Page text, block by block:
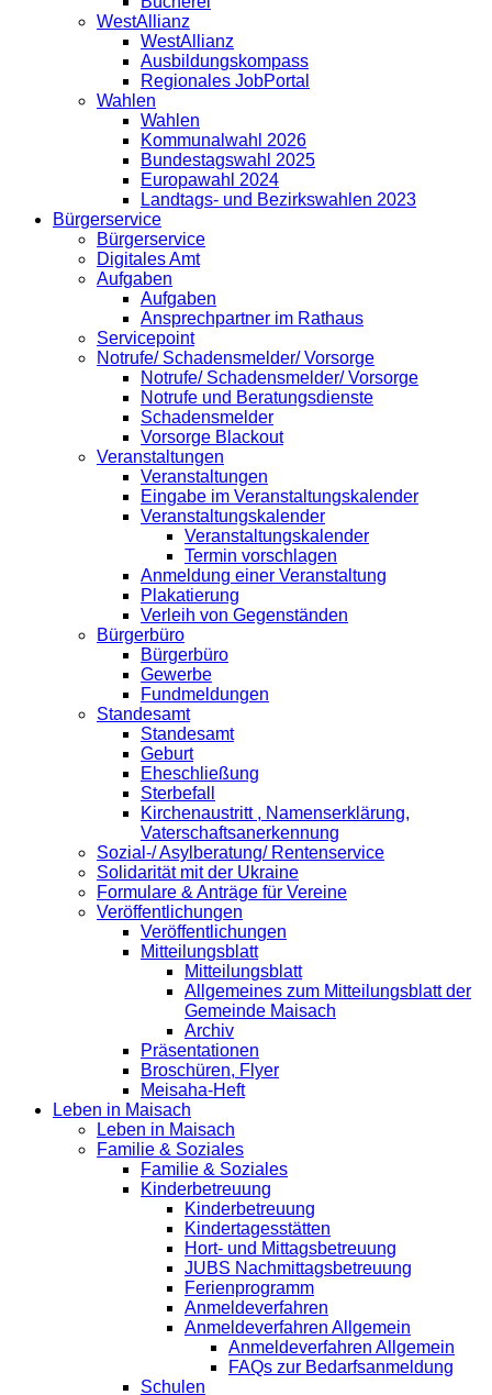
WestAllianz
WestAllianz
Ausbildungskompass
Regionales JobPortal
Wahlen
Wahlen
Kommunalwahl 2026
Bundestagswahl 2025
Europawahl 2024
Landtags- und Bezirkswahlen 2023
Bürgerservice
Bürgerservice
Digitales Amt
Aufgaben
Aufgaben
Ansprechpartner im Rathaus
Servicepoint
Notrufe/ Schadensmelder/ Vorsorge
Notrufe/ Schadensmelder/ Vorsorge
Notrufe und Beratungsdienste
Schadensmelder
Vorsorge Blackout
Veranstaltungen
Veranstaltungen
Eingabe im Veranstaltungskalender
Veranstaltungskalender
Veranstaltungskalender
Termin vorschlagen
Anmeldung einer Veranstaltung
Plakatierung
Verleih von Gegenständen
Bürgerbüro
Bürgerbüro
Gewerbe
Fundmeldungen
Standesamt
Standesamt
Geburt
Eheschließung
Sterbefall
Kirchenaustritt , Namenserklärung,
Vaterschaftsanerkennung
Sozial-/ Asylberatung/ Rentenservice
Solidarität mit der Ukraine
Formulare & Anträge für Vereine
Veröffentlichungen
Veröffentlichungen
Mitteilungsblatt
Mitteilungsblatt
Allgemeines zum Mitteilungsblatt der
Gemeinde Maisach
Archiv
Präsentationen
Broschüren, Flyer
Meisaha-Heft
Leben in Maisach
Leben in Maisach
Familie & Soziales
Familie & Soziales
Kinderbetreuung
Kinderbetreuung
Kindertagesstätten
Hort- und Mittagsbetreuung
JUBS Nachmittagsbetreuung
Ferienprogramm
Anmeldeverfahren
Anmeldeverfahren Allgemein
Anmeldeverfahren Allgemein
FAQs zur Bedarfsanmeldung
Schulen